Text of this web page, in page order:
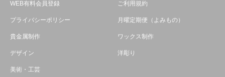
WEB有料会員登録 ご利用規約
プライバシーポリシー 月曜定期便（よみもの）
貴金属制作 ワックス制作
デザイン 洋彫り
美術・工芸